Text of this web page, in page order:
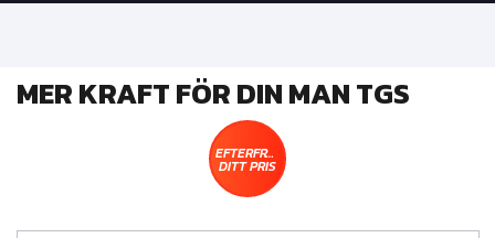
MER KRAFT FÖR DIN MAN TGS
EFTERFRÅGA
DITT PRIS